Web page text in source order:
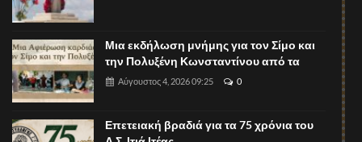
Μια εκδήλωση μνήμης για τον Σίμο και
την Πολυξένη Κωνσταντίνου από τα
Αύγουστος 4, 2026 09:25 0
Επετειακή βραδιά για τα 75 χρόνια του